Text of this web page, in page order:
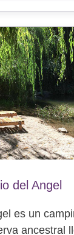
del Angel
es un
ancestral